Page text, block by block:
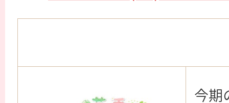
今期